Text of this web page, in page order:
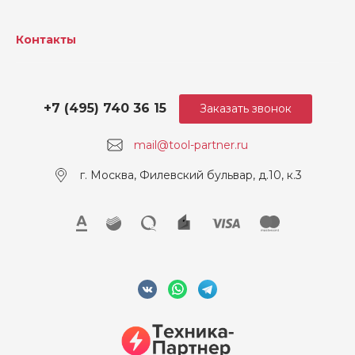
Контакты
mail@tool-partner.ru
+7 (495) 740 36 15
г. Москва, Филевский бульвар, д.10, к.3
Заказать звонок